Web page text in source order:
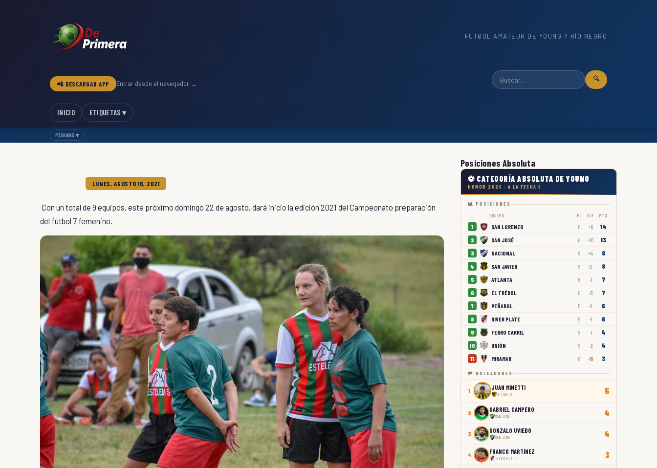
FÚTBOL AMATEUR DE YOUNG Y RÍO NEGRO
📲 DESCARGAR APP Entrar desde el navegador →
🔍
INICIO ETIQUETAS ▾
PÁGINAS ▾
LUNES, AGOSTO 16, 2021
Con un total de 9 equipos, este próximo domingo 22 de agosto, dará inicio la edición 2021 del Campeonato preparación
del fútbol 7 femenino.
Posiciones Absoluta
⚽ CATEGORÍA ABSOLUTA DE YOUNG
HONOR 2026 · A LA FECHA 6
📊 POSICIONES
EQUIPO PJ DIF PTS
1 SAN LORENZO 6 +6 14
2 SAN JOSÉ 6 +10 13
3 NACIONAL 5 +4 9
4 SAN JAVIER 5 0 8
5 ATLANTA 6 -1 7
6 EL TRÉBOL 6 -3 7
7 PEÑAROL 5 -1 6
8 RIVER PLATE 5 -1 6
9 FERRO CARRIL 5 -1 4
10 UNIÓN 5 -3 4
11 MIRAMAR 6 -10 3
🥅 GOLEADORES
1 JUAN MINETTI
ATLANTA 5
2 GABRIEL CAMPERO
SAN JOSÉ 4
3 GONZALO UVIEDO
SAN JOSÉ 4
4 FRANCO MARTÍNEZ
RIVER PLATE 3